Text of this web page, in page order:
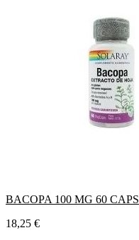
BACOPA 100 MG 60 CAPS
Precio
18,25 €